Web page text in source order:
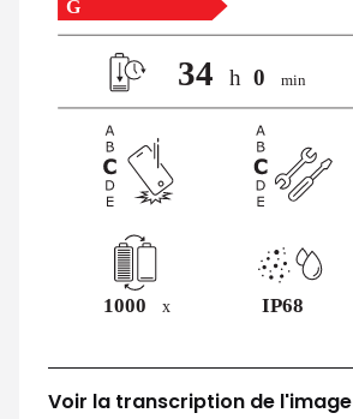
Voir la transcription de l'image